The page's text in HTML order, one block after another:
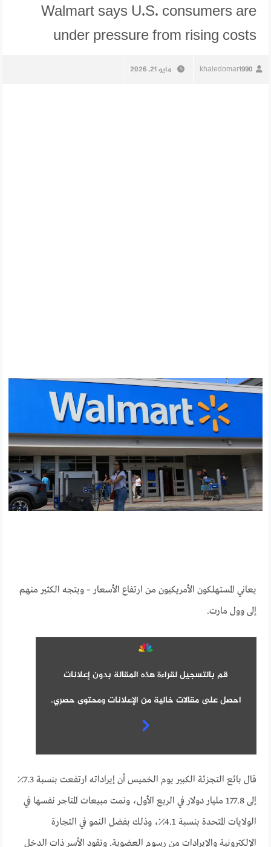
Walmart says U.S. consumers are
under pressure from rising costs
khaledomar1990 مايو 21, 2026
يعاني المستهلكون الأمريكيون من ارتفاع الأسعار – ويتجه الكثير منهم
إلى وول مارت.
قم بالتسجيل لقراءة هذه المقالة بدون إعلانات
احصل على مقالات خالية من الإعلانات ومحتوى حصري.
قال بائع التجزئة الكبير يوم الخميس أن إيراداته ارتفعت بنسبة 7.3٪
إلى 177.8 مليار دولار في الربع الأول، ونمت مبيعات المتاجر نفسها في
الولايات المتحدة بنسبة 4.1٪، وذلك بفضل النمو في التجارة
الإلكترونية والإيرادات من رسوم العضوية. وتقود الأسر ذات الدخل